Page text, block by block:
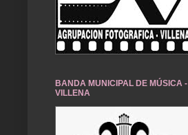
BANDA MUNICIPAL DE MÚSICA -
VILLENA